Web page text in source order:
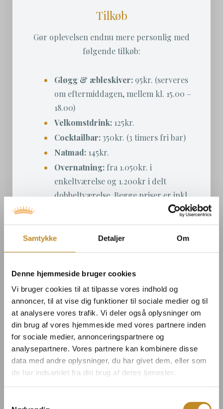
Samtykke Detaljer Om
Denne hjemmeside bruger cookies
Vi bruger cookies til at tilpasse vores indhold og
annoncer, til at vise dig funktioner til sociale medier og til
at analysere vores trafik. Vi deler også oplysninger om
din brug af vores hjemmeside med vores partnere inden
for sociale medier, annonceringspartnere og
analysepartnere. Vores partnere kan kombinere disse
data med andre oplysninger, du har givet dem, eller som
de har indsamlet fra din brug af deres tjenester.
Tilkøb
Gør oplevelsen endnu mere personlig med
følgende tilkøb:
Gløgg & æbleskiver: 95kr. (serveres
om eftermiddagen, mellem kl. 15.00 –
18.00)
Velkomstdrink: 125kr.
Cocktailbar:350kr. (3 timers fri bar)
Natmad: 145kr.
Overnatning: fra 1.050kr. i
enkeltværelse og 1.200kr i delt
dobbeltværelse. Begge priser er inkl.
Spa:375kr. for 3-timers spaadgang,
som kan bruges på ankomstdagen eller
afrejsedagen, hvis I ønsker at overnatte
Få pris og ledighed på jeres
julefrokost